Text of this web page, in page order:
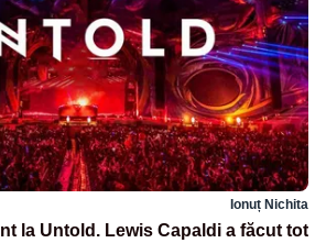
Ionuț Nichita
la Untold. Lewis Capaldi a făcut tot